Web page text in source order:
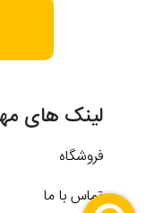
لینک های
فروشگاه
تماس با ما